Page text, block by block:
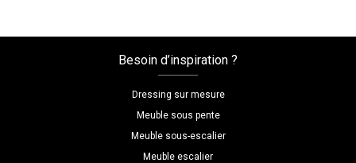
Besoin d’inspiration ?
Dressing sur mesure
Meuble sous pente
Meuble sous-escalier
Meuble escalier